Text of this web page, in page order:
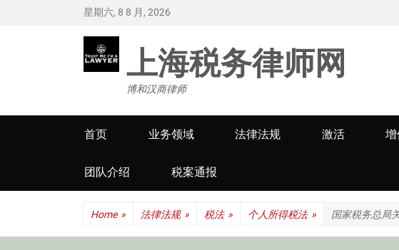
星期六, 8 8 月, 2026
上海税务律师网
博和汉商律师
Primary
menu
首页 业务领域 法律法规 激活
团队介绍 税案通报
Home » 法律法规 » 税法 » 个人所得税法 » 国家税务总局